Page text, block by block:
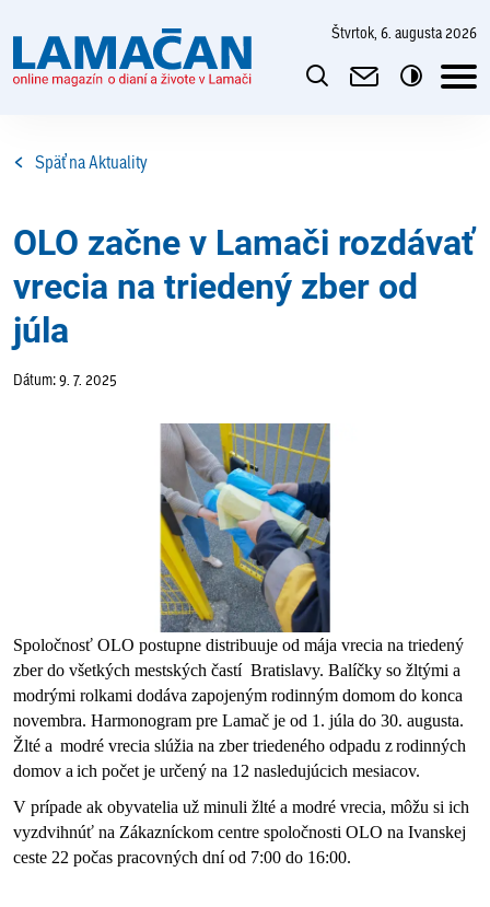
štvrtok, 6. augusta 2026
Späť na Aktuality
OLO začne v Lamači rozdávať
vrecia na triedený zber od
júla
Dátum: 9. 7. 2025
Spoločnosť OLO postupne distribuuje od mája vrecia na triedený
zber do všetkých mestských častí  Bratislavy. Balíčky so žltými a
modrými rolkami dodáva zapojeným rodinným domom do konca
novembra. Harmonogram pre Lamač je od 1. júla do 30. augusta.
Žlté a modré vrecia slúžia na zber triedeného odpadu zrodinných
domov a ich počet je určený na 12 nasledujúcich mesiacov.
V prípade ak obyvatelia už minuli žlté a modré vrecia, môžu si ich
vyzdvihnúť na Zákazníckom centre spoločnosti OLO na Ivanskej
ceste 22 počas pracovných dní od 7:00 do 16:00.